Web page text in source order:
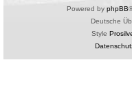
Powered by phpBB
Deutsche
Style